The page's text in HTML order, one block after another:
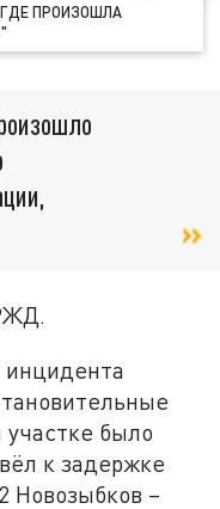
ГДЕ ПРОИЗОШЛА
инцидента
было
к задержке
Новозыбков –